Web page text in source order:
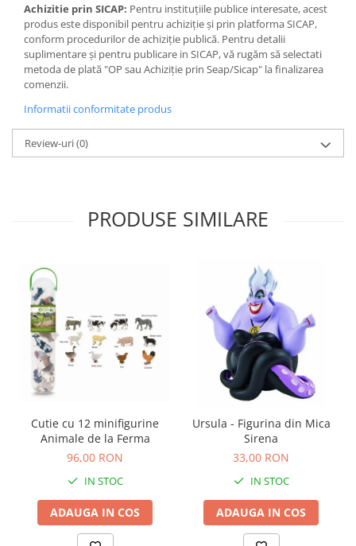
Achizitie prin SICAP: Pentru instituțiile publice interesate, acest
produs este disponibil pentru achiziție și prin platforma SICAP,
conform procedurilor de achiziție publică. Pentru detalii
suplimentare și pentru publicare in SICAP, vă rugăm să selectati
metoda de plată "OP sau Achiziție prin Seap/Sicap" la finalizarea
comenzii.
Informatii conformitate produs
Review-uri(0)
PRODUSE SIMILARE
Cutie cu 12 minifigurine
Animale de la Ferma
96,00 RON
IN STOC
ADAUGA IN COS
Ursula - Figurina din Mica
Sirena
33,00 RON
IN STOC
ADAUGA IN COS